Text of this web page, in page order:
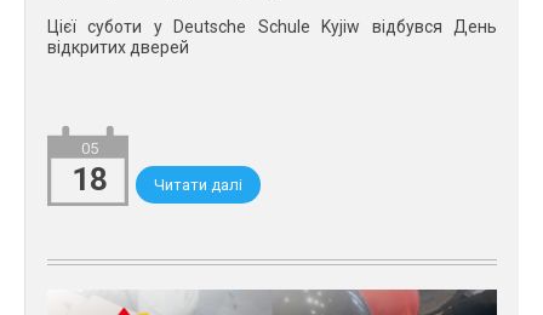
Цієї суботи у Deutsche Schule Kyjiw відбувся День
відкритих дверей
05
18 Читати далі